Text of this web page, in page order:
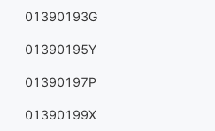
01390193G
01390195Y
01390197P
01390199X